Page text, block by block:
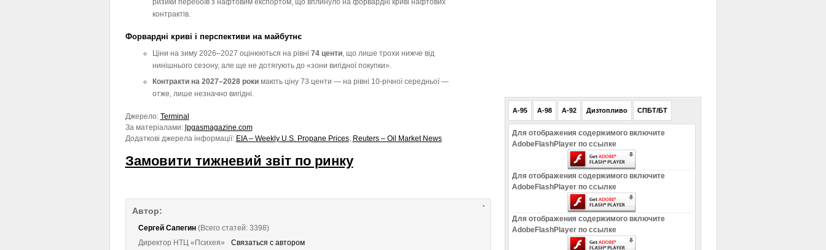
ризики перебоїв з нафтовим експортом, що вплинуло на форвардні криві нафтових
контрактів.
Форвардні криві і перспективи на майбутнє
Ціни на зиму 2026–2027 оцінюються на рівні 74 центи, що лише трохи нижче від
нинішнього сезону, але ще не дотягують до «зони вигідної покупки».
Контракти на 2027–2028 рокимають ціну 73 центи — на рівні 10-річної середньої —
отже, лише незначно вигідні.
Джерело: Terminal
За матеріалами: lpgasmagazine.com
Додаткові джерела інформації: EIA – Weekly U.S. Propane Prices, Reuters – Oil Market News
Замовити тижневий звіт по ринку
Автор:
Сергей Сапегин(Всего статей: 3398)
Директор НТЦ «Психея»
Связаться с автором
A-95 A-98 A-92 Дизтопливо СПБТ/БТ
Для отображения содержимого включите
AdobeFlashPlayer по ссылке
Для отображения содержимого включите
AdobeFlashPlayer по ссылке
Для отображения содержимого включите
AdobeFlashPlayer по ссылке